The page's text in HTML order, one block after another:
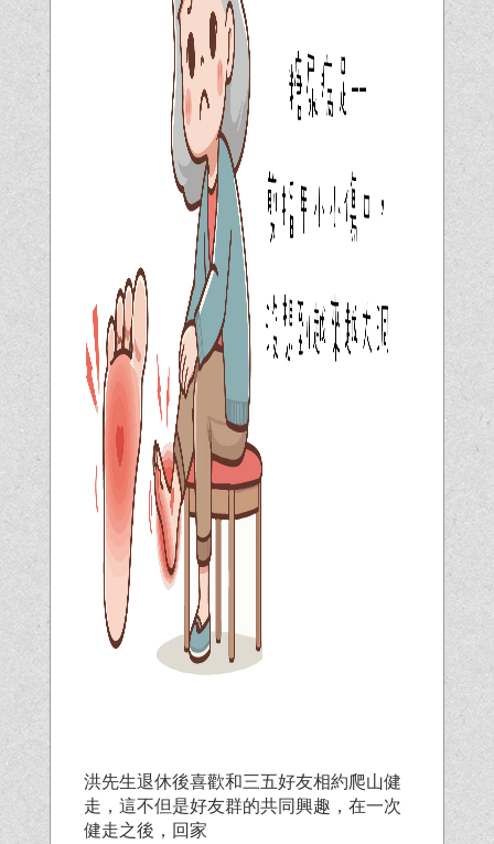
洪先生退休後喜歡和三五好友相約爬山健
走，這不但是好友群的共同興趣，在一次
健走之後，回家